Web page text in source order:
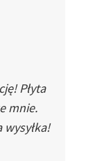
Płyta
mnie.